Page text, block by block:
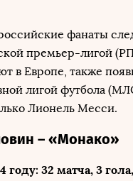
фанаты
премьер-лигой
в Европе, также
лигой футбола
Лионель Месси.
– «Монако»
году: 32 матча, 3